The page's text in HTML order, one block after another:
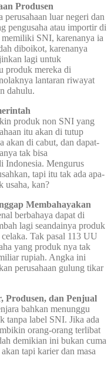
Produsen
luar negeri dan
pengusaha atau importir di
SNI, karenanya ia
diboikot, karenanya
lagi untuk
produk mereka di
lantaran riwayat
dahulu.
produk non SNI yang
itu akan di tutup
akan di cabut, dan dapat-
tak bisa
Indonesia. Mengurus
tapi itu tak ada apa-
usaha, kan?
Membahayakan
berbahaya dapat di
lagi seandainya produk
Tak pasal 113 UU
yang produk nya tak
rupiah. Angka ini
perusahaan gulung tikar
Produsen, dan Penjual
bahkan menunggu
tanpa label SNI. Jika ada
orang-orang terlibat
demikian ini bukan cuma
tapi karier dan masa